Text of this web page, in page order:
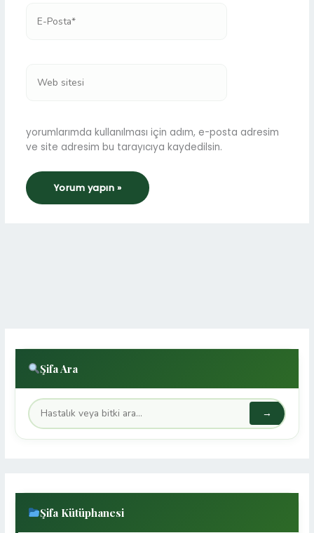
Posta*
sitesi
yorumlarımda kullanılması için adım, e-posta adresim
ve site adresim bu tarayıcıya kaydedilsin.
Şifa Ara
→
Şifa Kütüphanesi